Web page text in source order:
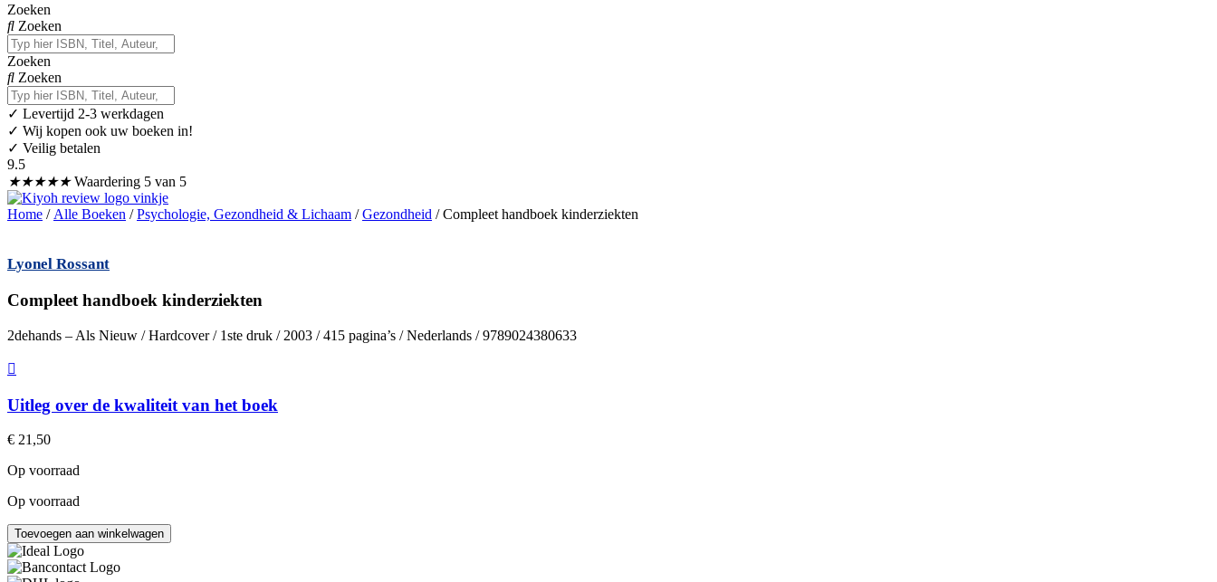
Zoeken
Zoeken
Zoeken
Zoeken
✓ Levertijd 2-3 werkdagen
✓ Wij kopen ook uw boeken in!
✓ Veilig betalen
9.5
★★★★★ Waardering 5 van 5
Home / Alle Boeken /Psychologie, Gezondheid & Lichaam /Gezondheid / Compleet handboek kinderziekten
Lyonel Rossant
Compleet handboek kinderziekten
2dehands – Als Nieuw / Hardcover / 1ste druk / 2003 / 415 pagina’s / Nederlands / 9789024380633
Uitleg over de kwaliteit van het boek
€ 21,50
Op voorraad
Op voorraad
Compleet
handboek
kinderziekten
Toevoegen aan winkelwagen